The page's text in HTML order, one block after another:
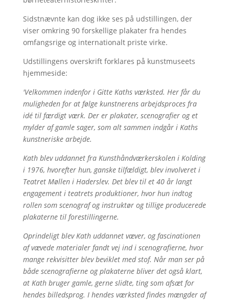
Sidstnævnte kan dog ikke ses på udstillingen, der
viser omkring 90 forskellige plakater fra hendes
omfangsrige og internationalt priste virke.
Udstillingens overskrift forklares på kunstmuseets
hjemmeside:
'Velkommen indenfor i Gitte Kaths værksted. Her får du
muligheden for at følge kunstnerens arbejdsproces fra
idé til færdigt værk. Der er plakater, scenografier og et
mylder af gamle sager, som alt sammen indgår i Kaths
kunstneriske arbejde.
Kath blev uddannet fra Kunsthåndværkerskolen i Kolding
i 1976, hvorefter hun, ganske tilfældigt, blev involveret i
Teatret Møllen i Haderslev. Det blev til et 40 år langt
engagement i teatrets produktioner, hvor hun indtog
rollen som scenograf og instruktør og tillige producerede
plakaterne til forestillingerne.
Oprindeligt blev Kath uddannet væver, og fascinationen
af vævede materialer fandt vej ind i scenografierne, hvor
mange rekvisitter blev beviklet med stof. Når man ser på
både scenografierne og plakaterne bliver det også klart,
at Kath bruger gamle, gerne slidte, ting som afsæt for
hendes billedsprog. I hendes værksted findes mængder af